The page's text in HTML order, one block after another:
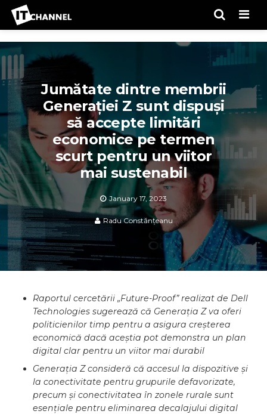
Jumătate dintre membrii
Generației Z sunt dispuși
să accepte limitări
economice pe termen
scurt pentru un viitor
mai sustenabil
January 17, 2023
Radu Constănțeanu
Raportul cercetării „Future-Proof” realizat de Dell
Technologies sugerează că Generația Z va oferi
politicienilor timp pentru a asigura creșterea
economică dacă aceștia pot demonstra un plan
digital clar pentru un viitor mai durabil
Generația Z consideră că accesul la dispozitive și
la conectivitate pentru grupurile defavorizate,
precum și conectivitatea în zonele rurale sunt
esențiale pentru eliminarea decalajului digital